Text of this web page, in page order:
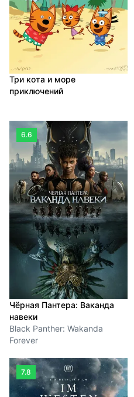
Три кота и море
приключений
6.6
Чёрная Пантера: Ваканда
навеки
Black Panther: Wakanda
Forever
7.8